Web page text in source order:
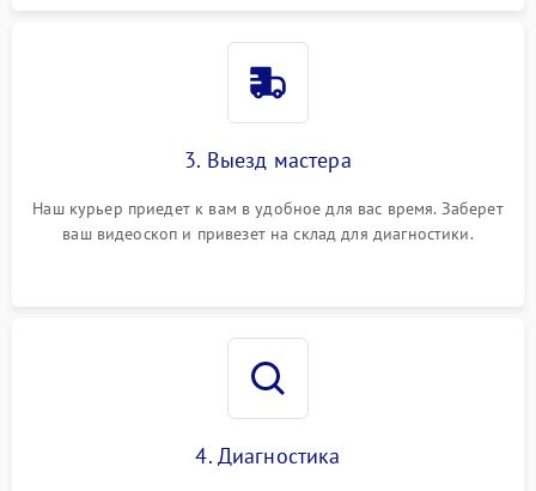
3. Выезд мастера
Наш курьер приедет к вам в удобное для вас время. Заберет
ваш видеоскоп и привезет на склад для диагностики.
4. Диагностика